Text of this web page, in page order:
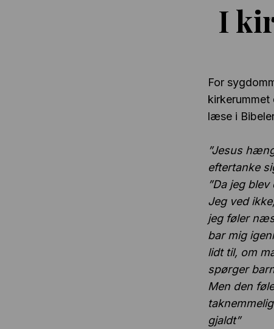
I
For
læse i
”Jesus
eftertanke
”Da jeg
Jeg ved
jeg føler
bar mig
lidt til, om
spørger
Men den
gjaldt”